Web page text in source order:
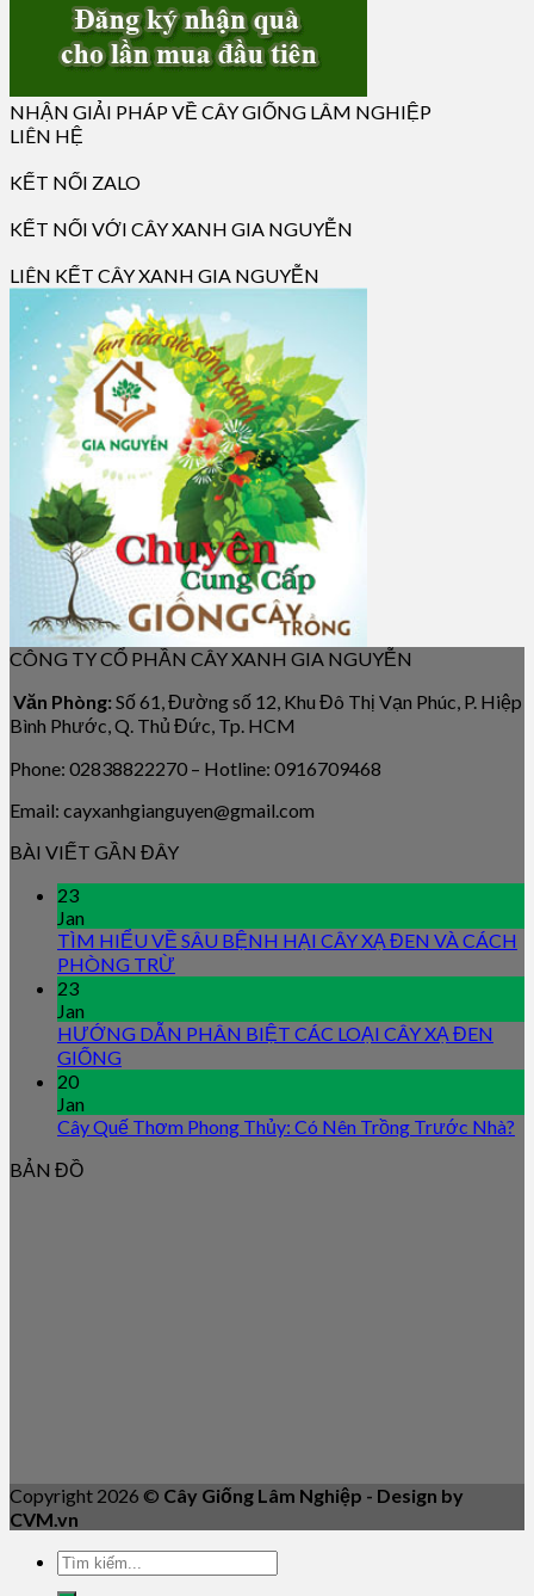
NHẬN GIẢI PHÁP VỀ CÂY GIỐNG LÂM NGHIỆP
LIÊN HỆ
KẾT NỐI ZALO
KẾT NỐI VỚI CÂY XANH GIA NGUYỄN
LIÊN KẾT CÂY XANH GIA NGUYỄN
CÔNG TY CỔ PHẦN CÂY XANH GIA NGUYỄN
Văn Phòng: Số 61, Đường số 12, Khu Đô Thị Vạn Phúc, P. Hiệp
Bình Phước, Q. Thủ Đức, Tp. HCM
Phone: 02838822270 – Hotline: 0916709468
Email: cayxanhgianguyen@gmail.com
BÀI VIẾT GẦN ĐÂY
23
Jan
TÌM HIỂU VỀ SÂU BỆNH HẠI CÂY XẠ ĐEN VÀ CÁCH
PHÒNG TRỪ
23
Jan
HƯỚNG DẪN PHÂN BIỆT CÁC LOẠI CÂY XẠ ĐEN
GIỐNG
20
Jan
Cây Quế Thơm Phong Thủy: Có Nên Trồng Trước Nhà?
BẢN ĐỒ
Copyright 2026 © Cây Giống Lâm Nghiệp - Design by
CVM.vn